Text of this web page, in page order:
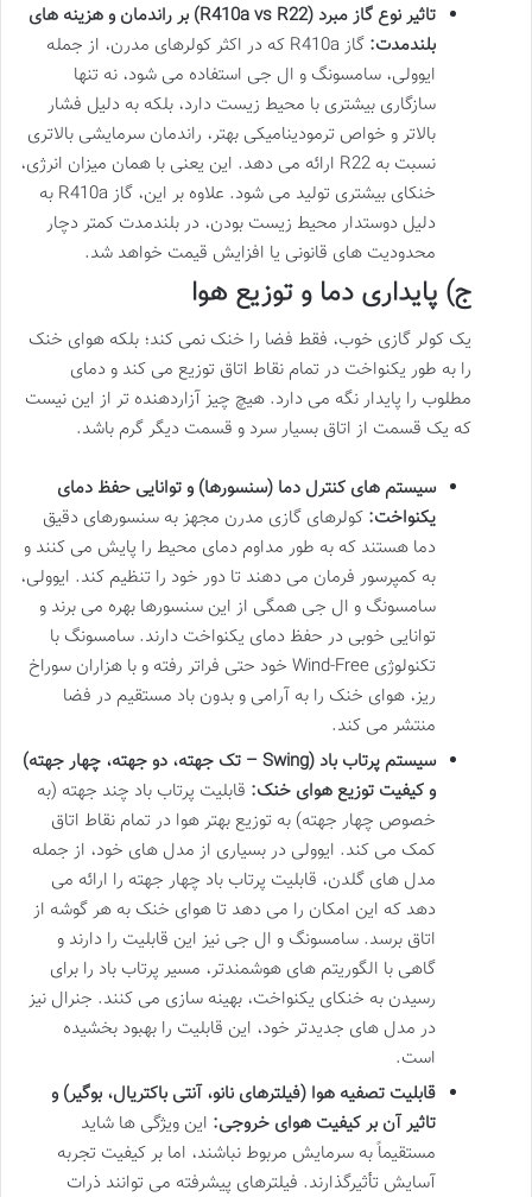
تاثیر نوع گاز مبرد (R410a vs R22) بر راندمان و هزینه های
بلندمدت:
گاز R410a که در اکثر کولرهای مدرن، از جمله
ایوولی، سامسونگ و ال جی استفاده می شود، نه تنها
سازگاری بیشتری با محیط زیست دارد، بلکه به دلیل فشار
بالاتر و خواص ترمودینامیکی بهتر، راندمان سرمایشی بالاتری
نسبت به R22 ارائه می دهد. این یعنی با همان میزان انرژی،
خنکای بیشتری تولید می شود. علاوه بر این، گاز R410a به
دلیل دوستدار محیط زیست بودن، در بلندمدت کمتر دچار
محدودیت های قانونی یا افزایش قیمت خواهد شد.
ج) پایداری دما و توزیع هوا
یک کولر گازی خوب، فقط فضا را خنک نمی کند؛ بلکه هوای خنک
را به طور یکنواخت در تمام نقاط اتاق توزیع می کند و دمای
مطلوب را پایدار نگه می دارد. هیچ چیز آزاردهنده تر از این نیست
که یک قسمت از اتاق بسیار سرد و قسمت دیگر گرم باشد.
سیستم های کنترل دما (سنسورها) و توانایی حفظ دمای
یکنواخت: کولرهای گازی مدرن مجهز به سنسورهای دقیق
دما هستند که به طور مداوم دمای محیط را پایش می کنند و
به کمپرسور فرمان می دهند تا دور خود را تنظیم کند. ایوولی،
سامسونگ و ال جی همگی از این سنسورها بهره می برند و
توانایی خوبی در حفظ دمای یکنواخت دارند. سامسونگ با
تکنولوژی Wind-Free خود حتی فراتر رفته و با هزاران سوراخ
ریز، هوای خنک را به آرامی و بدون باد مستقیم در فضا
منتشر می کند.
سیستم پرتاب باد (Swing – تک جهته، دو جهته، چهار جهته)
و کیفیت توزیع هوای خنک: قابلیت پرتاب باد چند جهته (به
خصوص چهار جهته) به توزیع بهتر هوا در تمام نقاط اتاق
کمک می کند. ایوولی در بسیاری از مدل های خود، از جمله
مدل های گلدن، قابلیت پرتاب باد چهار جهته را ارائه می
دهد که این امکان را می دهد تا هوای خنک به هر گوشه از
اتاق برسد. سامسونگ و ال جی نیز این قابلیت را دارند و
گاهی با الگوریتم های هوشمندتر، مسیر پرتاب باد را برای
رسیدن به خنکای یکنواخت، بهینه سازی می کنند. جنرال نیز
در مدل های جدیدتر خود، این قابلیت را بهبود بخشیده
است.
قابلیت تصفیه هوا (فیلترهای نانو، آنتی باکتریال، بوگیر) و
تاثیر آن بر کیفیت هوای خروجی: این ویژگی ها شاید
مستقیماً به سرمایش مربوط نباشند، اما بر کیفیت تجربه
آسایش تأثیرگذارند. فیلترهای پیشرفته می توانند ذرات